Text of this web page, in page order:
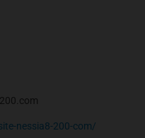
nessia8-200-com/